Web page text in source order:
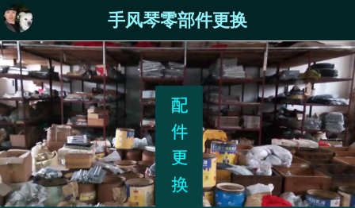
手风琴零部件更换